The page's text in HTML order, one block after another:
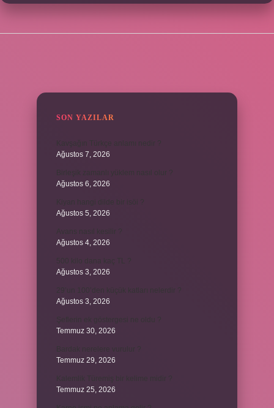
SON YAZILAR
Ağustos 7, 2026
Ağustos 6, 2026
Ağustos 5, 2026
Ağustos 4, 2026
Ağustos 3, 2026
Ağustos 3, 2026
Temmuz 30, 2026
Temmuz 29, 2026
Temmuz 25, 2026